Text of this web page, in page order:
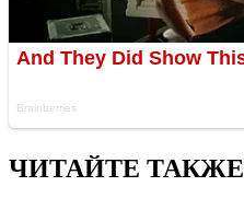
ЧИТАЙТЕ ТАКЖЕ